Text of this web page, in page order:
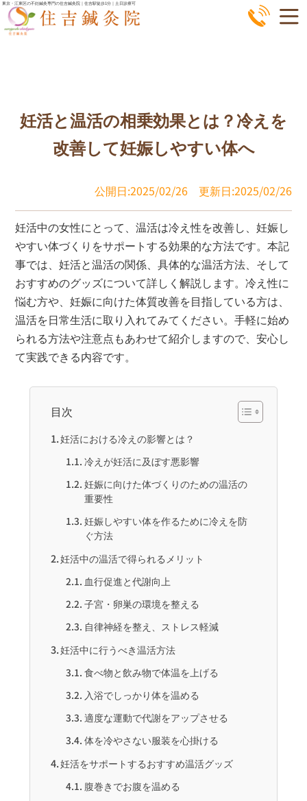
コ
ン
東京・江東区の不妊鍼灸専門の住吉鍼灸院｜住吉駅徒歩1分｜土日診療可
妊活と温活の相乗効果とは？冷えを
改善して妊娠しやすい体へ
公開日:2025/02/26 更新日:2025/02/26
妊活中の女性にとって、温活は冷え性を改善し、妊娠し
やすい体づくりをサポートする効果的な方法です。本記
事では、妊活と温活の関係、具体的な温活方法、そして
おすすめのグッズについて詳しく解説します。冷え性に
悩む方や、妊娠に向けた体質改善を目指している方は、
温活を日常生活に取り入れてみてください。手軽に始め
られる方法や注意点もあわせて紹介しますので、安心し
て実践できる内容です。
目次
妊活における冷えの影響とは？
冷えが妊活に及ぼす悪影響
妊娠に向けた体づくりのための温活の
重要性
妊娠しやすい体を作るために冷えを防
ぐ方法
妊活中の温活で得られるメリット
血行促進と代謝向上
子宮・卵巣の環境を整える
自律神経を整え、ストレス軽減
妊活中に行うべき温活方法
食べ物と飲み物で体温を上げる
入浴でしっかり体を温める
適度な運動で代謝をアップさせる
体を冷やさない服装を心掛ける
妊活をサポートするおすすめ温活グッズ
腹巻きでお腹を温める